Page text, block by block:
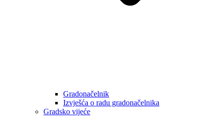
Gradonačelnik
Izvješća o radu gradonačelnika
Gradsko vijeće